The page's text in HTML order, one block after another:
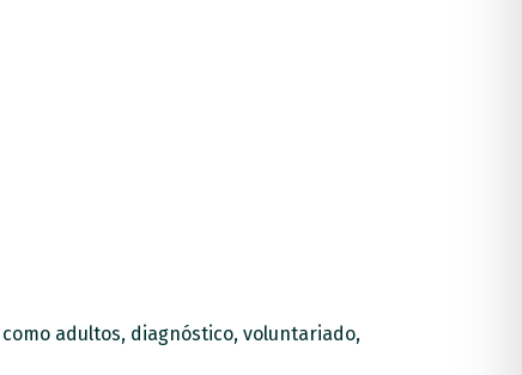
adultos, diagnóstico, voluntariado,